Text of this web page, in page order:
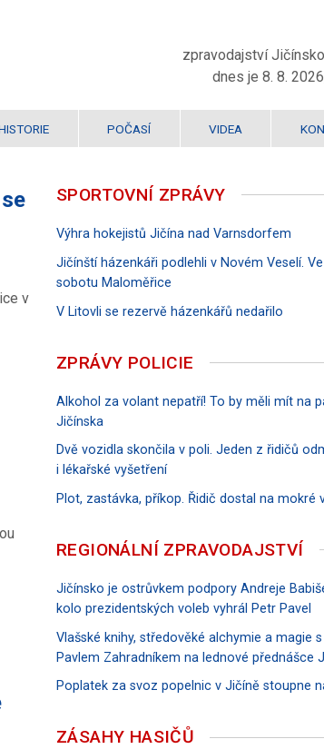
zpravodajství
dnes je 8. 8.
POČASÍ VIDEA
v
SPORTOVNÍ ZPRÁVY
Výhra hokejistů Jičína nad Varnsdorfem
Jičínští házenkáři podlehli v Novém Veselí.
sobotu Maloměřice
V Litovli se rezervě házenkářů nedařilo
ZPRÁVY POLICIE
Alkohol za volant nepatří! To by měli mít na
Jičínska
Dvě vozidla skončila v poli. Jeden z řidičů
i lékařské vyšetření
Plot, zastávka, příkop. Řidič dostal na mokré
REGIONÁLNÍ ZPRAVODAJSTVÍ
Jičínsko je ostrůvkem podpory Andreje
kolo prezidentských voleb vyhrál Petr Pavel
Vlašské knihy, středověké alchymie a magie
Pavlem Zahradníkem na lednové přednášce
Poplatek za svoz popelnic v Jičíně stoupne
ZÁSAHY HASIČŮ